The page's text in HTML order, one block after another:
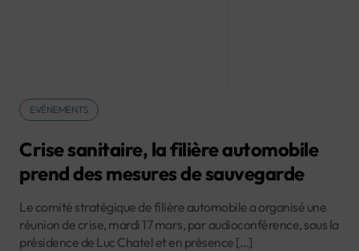
EVÉNEMENTS
Crise sanitaire, la filière automobile
prend des mesures de sauvegarde
Le comité stratégique de filière automobile a organisé une
réunion de crise, mardi 17 mars, par audioconférence, sous la
présidence de Luc Chatel et en présence […]